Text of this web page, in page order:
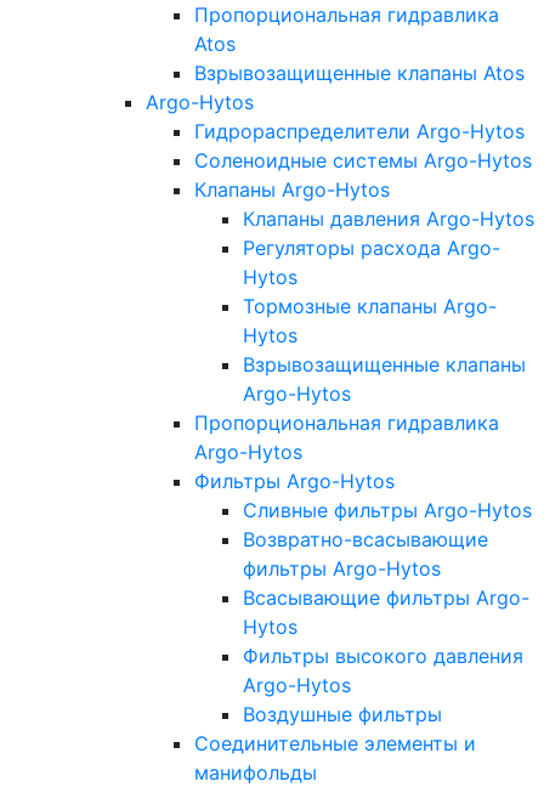
Пропорциональная гидравлика
Atos
Взрывозащищенные клапаны Atos
Argo-Hytos
Гидрораспределители Argo-Hytos
Соленоидные системы Argo-Hytos
Клапаны Argo-Hytos
Клапаны давления Argo-Hytos
Регуляторы расхода Argo-
Hytos
Тормозные клапаны Argo-
Hytos
Взрывозащищенные клапаны
Argo-Hytos
Пропорциональная гидравлика
Argo-Hytos
Фильтры Argo-Hytos
Сливные фильтры Argo-Hytos
Возвратно-всасывающие
фильтры Argo-Hytos
Всасывающие фильтры Argo-
Hytos
Фильтры высокого давления
Argo-Hytos
Воздушные фильтры
Соединительные элементы и
манифольды